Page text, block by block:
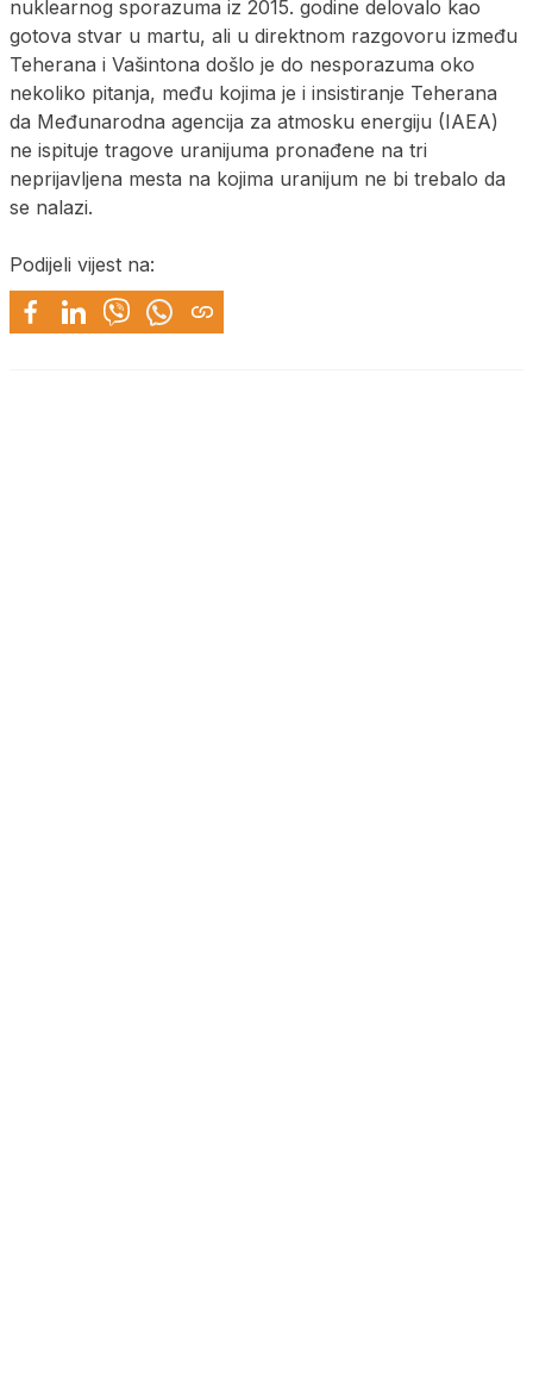
nuklearnog sporazuma iz 2015. godine delovalo kao
gotova stvar u martu, ali u direktnom razgovoru između
Teherana i Vašintona došlo je do nesporazuma oko
nekoliko pitanja, među kojima je i insistiranje Teherana
da Međunarodna agencija za atmosku energiju (IAEA)
ne ispituje tragove uranijuma pronađene na tri
neprijavljena mesta na kojima uranijum ne bi trebalo da
se nalazi.
Podijeli vijest na: